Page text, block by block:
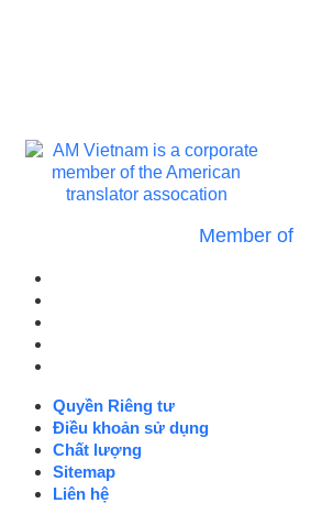
Member of
Quyền Riêng tư
Điều khoản sử dụng
Chất lượng
Sitemap
Liên hệ